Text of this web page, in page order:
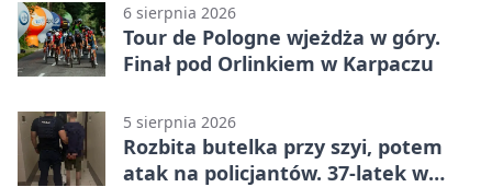
6 sierpnia 2026
Tour de Pologne wjeżdża w góry.
Finał pod Orlinkiem w Karpaczu
5 sierpnia 2026
Rozbita butelka przy szyi, potem
atak na policjantów. 37-latek w